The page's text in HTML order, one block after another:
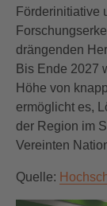
Förderinitiative
drängenden
Bis Ende 2027
Höhe von
ermöglicht es,
der Region im
Vereinten
Quelle: